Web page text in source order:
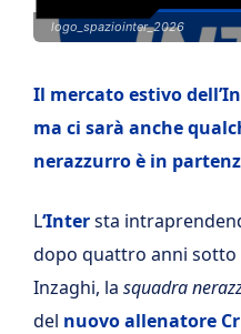
logo_spaziointer_2026
Il mercato estivo
ma ci sarà anche
nerazzurro è in
L‘Intersta
dopo quattro anni sotto
Inzaghi, la squadra
del nuovo allenatore